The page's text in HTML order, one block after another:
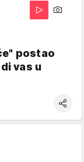
postao
vas u